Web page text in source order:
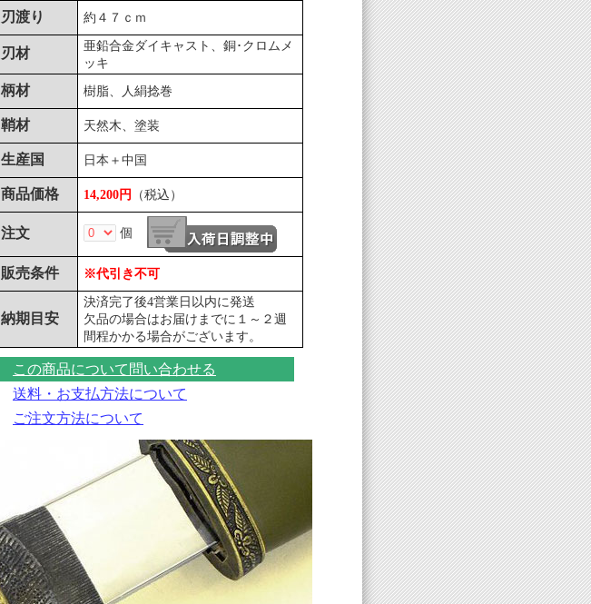
刃渡り 約４７ｃｍ
刃材
亜鉛合金ダイキャスト、銅･クロムメ
ッキ
柄材 樹脂、人絹捻巻
鞘材 天然木、塗装
生産国 日本＋中国
商品価格 14,200円 （税込）
注文 個
販売条件 ※代引き不可
納期目安
決済完了後4営業日以内に発送
欠品の場合はお届けまでに１～２週
間程かかる場合がございます。
この商品について問い合わせる
送料・お支払方法について
ご注文方法について